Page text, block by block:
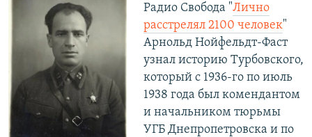
Радио Свобода "Лично
расстрелял 2100 человек"
Арнольд Нойфельдт-Фаст
узнал историю Турбовского,
который с 1936-го по июль
1938 года был комендантом
и начальником тюрьмы
УГБ Днепропетровска и по